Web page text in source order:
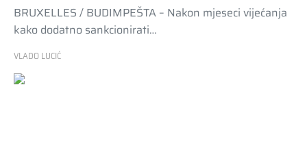
BRUXELLES / BUDIMPEŠTA – Nakon mjeseci vijećanja
kako dodatno sankcionirati…
VLADO LUCIĆ